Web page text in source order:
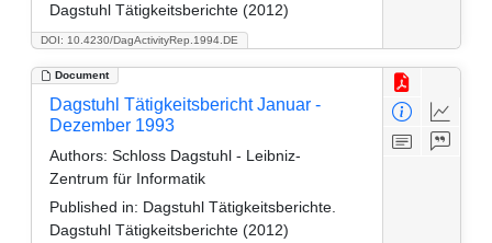
DOI: 10.4230/DagActivityRep.1994.DE
Dagstuhl Tätigkeitsberichte (2012)
Document
Dagstuhl Tätigkeitsbericht Januar -
Dezember 1993
Authors: Schloss Dagstuhl - Leibniz-
Zentrum für Informatik
Published in: Dagstuhl Tätigkeitsberichte.
Dagstuhl Tätigkeitsberichte (2012)